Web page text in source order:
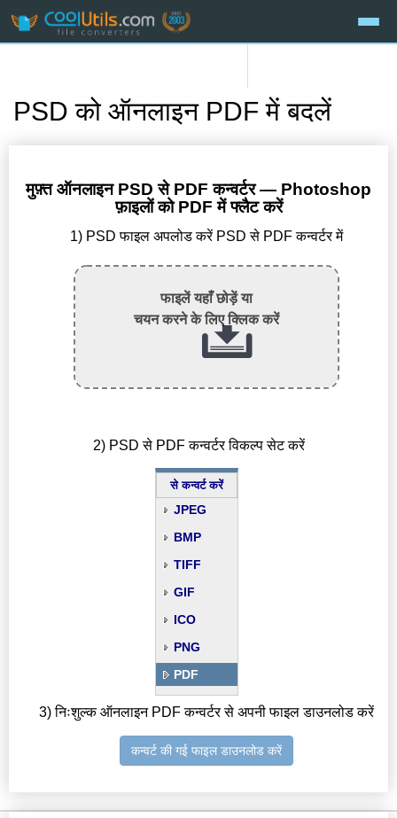
PSD को ऑनलाइन PDF में बदलें
मुफ़्त ऑनलाइन PSD से PDF कन्वर्टर — Photoshop
फ़ाइलों को PDF में फ्लैट करें
1) PSD फाइल अपलोड करें PSD से PDF कन्वर्टर में
फाइलें यहाँ छोड़ें या
चयन करने के लिए क्लिक करें
2) PSD से PDF कन्वर्टर विकल्प सेट करें
से कन्वर्ट करें
JPEG
BMP
TIFF
GIF
ICO
PNG
PDF
3) निःशुल्क ऑनलाइन PDF कन्वर्टर से अपनी फाइल डाउनलोड करें
कन्वर्ट की गई फाइल डाउनलोड करें